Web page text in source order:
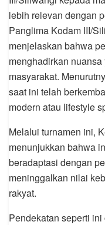
lebih relevan dengan
Panglima Kodam III/
menjelaskan bahwa
menghadirkan
masyarakat.
saat ini telah
modern atau lifestyle
Melalui turnamen ini,
menunjukkan bahwa
beradaptasi dengan
meninggalkan nilai
rakyat.
Pendekatan seperti